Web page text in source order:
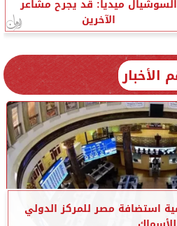
السوشيال ميديا: قد يجرح مشاعر
الآخرين
الأخبار
استضافة مصر للمركز الدولي